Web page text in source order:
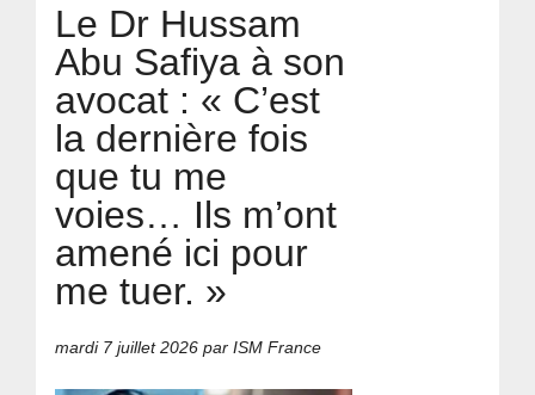
Le Dr Hussam
Abu Safiya à son
avocat : « C’est
la dernière fois
que tu me
voies… Ils m’ont
amené ici pour
me tuer. »
mardi 7 juillet 2026 par ISM France